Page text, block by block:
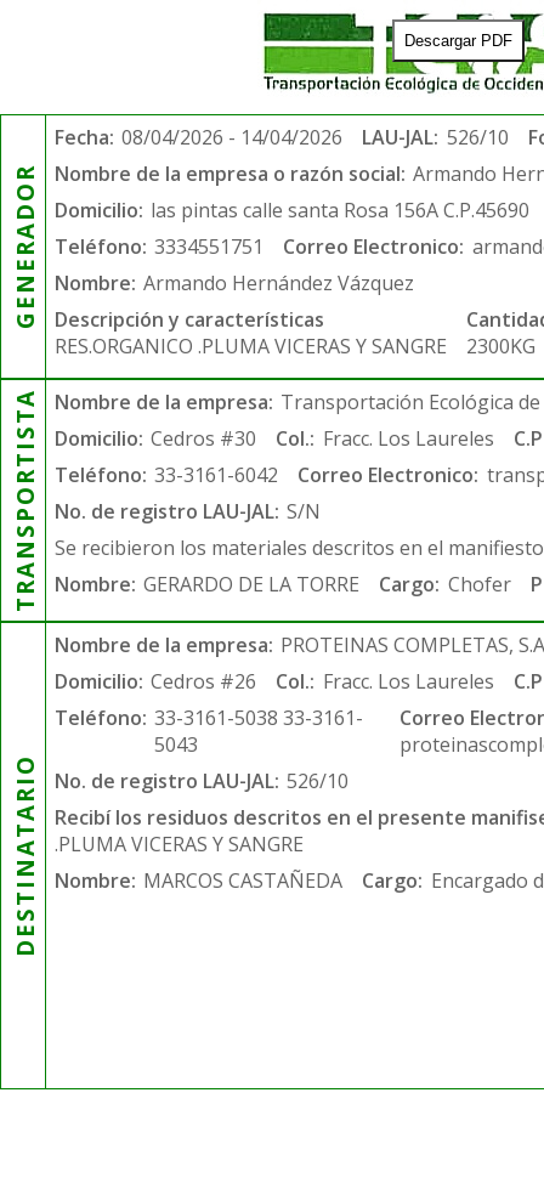
Descargar PDF
GENERADOR
Fecha: 08/04/2026 - 14/04/2026 LAU-JAL: 526/10
Nombre de la empresa o razón social: Armando
Domicilio: las pintas calle santa Rosa 156A C.P.45690
Teléfono: 3334551751 Correo Electronico:
Nombre: Armando Hernández Vázquez
Descripción y características
RES.ORGANICO .PLUMA VICERAS Y SANGRE
2300KG
TRANSPORTISTA Nombre de la empresa: Transportación Ecológica de
Domicilio: Cedros #30 Col.: Fracc. Los Laureles
Teléfono: 33-3161-6042 Correo Electronico:
No. de registro LAU-JAL: S/N
Se recibieron los materiales descritos en el
Nombre: GERARDO DE LA TORRE Cargo: Chofer
DESTINATARIO
Nombre de la empresa: PROTEINAS COMPLETAS,
Domicilio: Cedros #26 Col.: Fracc. Los Laureles
Teléfono: 33-3161-5038 33-3161-
5043
Correo
No. de registro LAU-JAL: 526/10
Recibí los residuos descritos en el presente
.PLUMA VICERAS Y SANGRE
Nombre: MARCOS CASTAÑEDA Cargo: Encargado